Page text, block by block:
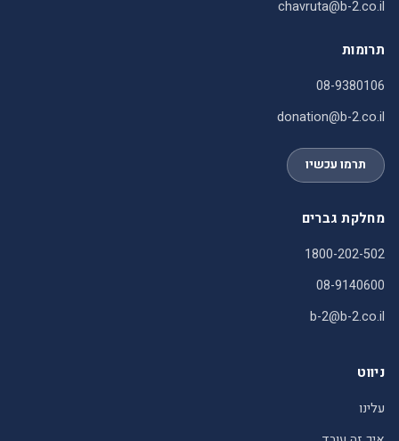
chavruta@b-2.co.il
תרומות
08-9380106
donation@b-2.co.il
תרמו עכשיו
מחלקת גברים
1800-202-502
08-9140600
b-2@b-2.co.il
ניווט
עלינו